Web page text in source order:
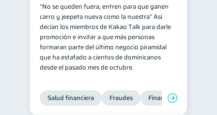
“No se queden fuera, entren para que ganen
carro y jeepeta nueva como la nuestra” Así
decían los miembros de Kakao Talk para darle
promoción e invitar a que más personas
formaran parte del último negocio piramidal
que ha estafado a cientos de dominicanos
desde el pasado mes de octubre.
Salud financiera Fraudes Finanzas personales